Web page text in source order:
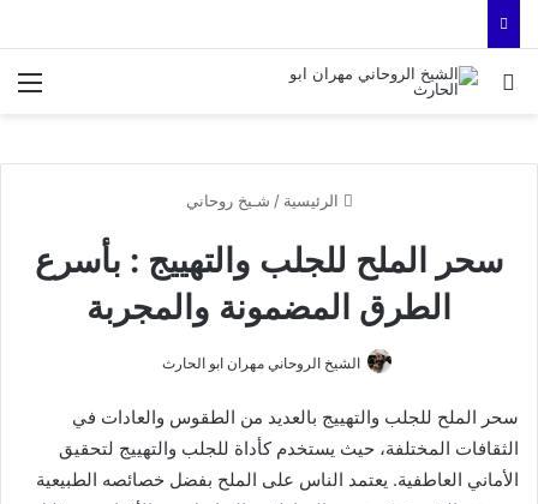
بحث عن
الرئيسية / شـيخ روحاني
سحر الملح للجلب والتهييج : بأسرع
الطرق المضمونة والمجربة
الشيخ الروحاني مهران ابو الحارث
سحر الملح للجلب والتهييج بالعديد من الطقوس والعادات في
الثقافات المختلفة، حيث يستخدم كأداة للجلب والتهييج لتحقيق
الأماني العاطفية. يعتمد الناس على الملح بفضل خصائصه الطبيعية